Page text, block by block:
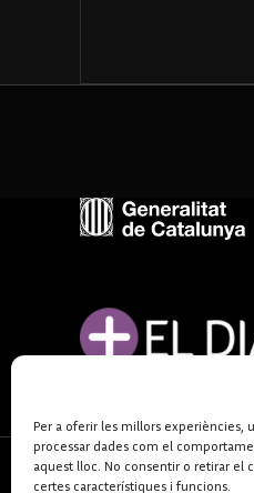
Per a oferir les millors
processar dades com el
aquest lloc. No consentir o retirar el
certes característiques i funcions.